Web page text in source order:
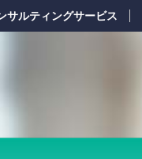
サルティングサービス